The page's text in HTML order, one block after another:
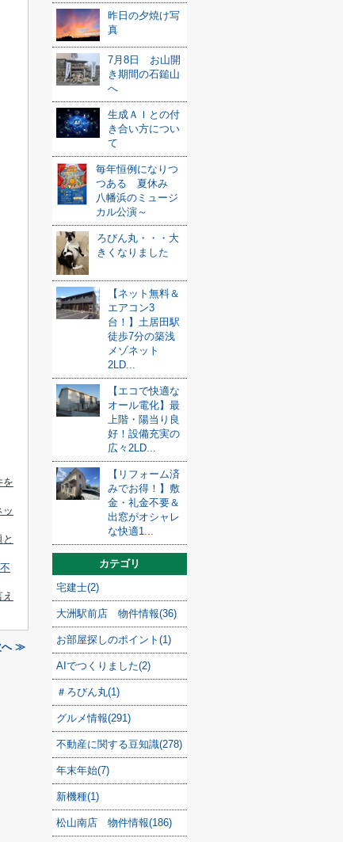
を
へ ≫
昨日の夕焼け写
真
7月8日 お山開
き期間の石鎚山
へ
生成ＡＩとの付
き合い方につい
て
毎年恒例になりつ
つある 夏休み
八幡浜のミュージ
カル公演～
ろびん丸・・・大
きくなりました
【ネット無料＆
エアコン3
台！】土居田駅
徒歩7分の築浅
メゾネット
2LD...
【エコで快適な
オール電化】最
上階・陽当り良
好！設備充実の
広々2LD...
【リフォーム済
みでお得！】敷
金・礼金不要＆
出窓がオシャレ
な快適1...
カテゴリ
宅建士(2)
大洲駅前店 物件情報(36)
お部屋探しのポイント(1)
AIでつくりました(2)
＃ろびん丸(1)
グルメ情報(291)
不動産に関する豆知識(278)
年末年始(7)
新機種(1)
松山南店 物件情報(186)